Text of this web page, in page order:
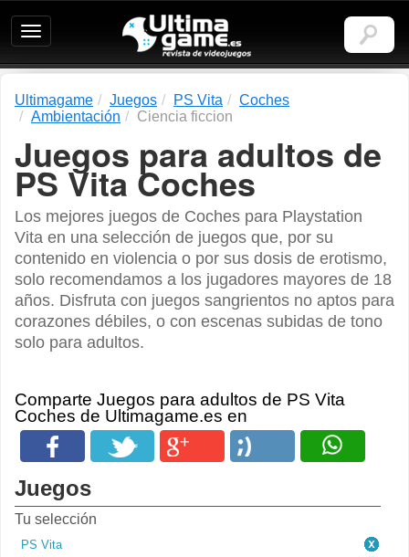
Ultimagame:
Revista
de
Ultimagame Juegos PS Vita
Coches
Ambientación
Ciencia ficcion
Juegos para adultos de
PS Vita Coches
Los mejores juegos de Coches para Playstation
Vita en una selección de juegos que, por su
contenido en violencia o por sus dosis de erotismo,
solo recomendamos a los jugadores mayores de 18
años. Disfruta con juegos sangrientos no aptos para
corazones débiles, o con escenas subidas de tono
solo para adultos.
Comparte Juegos para adultos de PS Vita
Coches de Ultimagame.es en
Juegos
Tu selección
PS Vita